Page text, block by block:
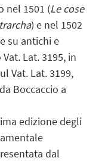
nel 1501 (Le cose
) e nel 1502
su antichi e
Lat. 3195, in
Vat. Lat. 3199,
Boccaccio a
edizione degli
dal